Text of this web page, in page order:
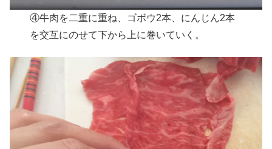
④牛肉を二重に重ね、ゴボウ2本、にんじん2本
を交互にのせて下から上に巻いていく。